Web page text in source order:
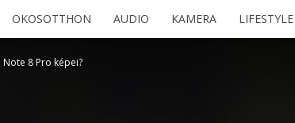
OKOSOTTHON AUDIO KAMERA LIFESTYLE
8 Pro képei?